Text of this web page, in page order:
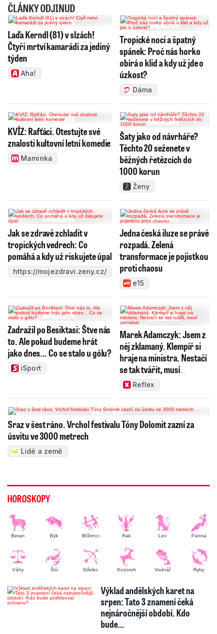
ČLÁNKY ODJINUD
Laďa Kerndl (81) v slzách!
Čtyři mrtví kamarádi za jediný
týden
Aha!
Tropické noci a špatný
spánek: Proč nás horko
obírá o klid a kdy už jde o
úzkost?
Dáma
KVÍZ: Rafťáci. Otestujte své
znalosti kultovní letní komedie
Maminka
Šaty jako od návrháře?
Těchto 20 seženete v
běžných řetězcích do
1000 korun
Ženy
Jak se zdravě zchladit v
tropických vedrech: Co
pomáhá a kdy už riskujete úpal
https://mojezdravi.zeny.cz/
Jedna česká iluze se právě
rozpadá. Zelená
transformace je pojistkou
proti chaosu
e15
Zadražil po Besiktasi: Štve nás
to. Ale pokud budeme hrát
jako dnes... Co se stalo u gólu?
iSport
Marek Adamczyk: Jsem z
něj zklamaný. Klempíř si
hraje na ministra. Nestačí
se tak tvářit, musí
zamakat
Reflex
Sraz v šest ráno. Vrchol festivalu Tóny Dolomit zazní za
úsvitu ve 3000 metrech
Lidé a země
HOROSKOPY
Beran Býk Blíženci Rak Lev Panna
Váhy Štír Střelec Kozoroh Vodnář Ryby
Výklad andělských karet na
srpen: Tato 3 znamení čeká
nejnáročnější období. Kdo
bude…